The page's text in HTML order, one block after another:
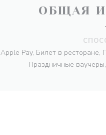
ОБЩАЯ
Apple Pay, Билет в ресторане,
Праздничные